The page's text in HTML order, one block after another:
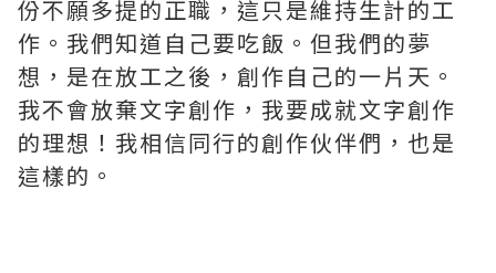
份不願多提的正職，這只是維持生計的工
作。我們知道自己要吃飯。但我們的夢
想，是在放工之後，創作自己的一片天。
我不會放棄文字創作，我要成就文字創作
的理想！我相信同行的創作伙伴們，也是
這樣的。